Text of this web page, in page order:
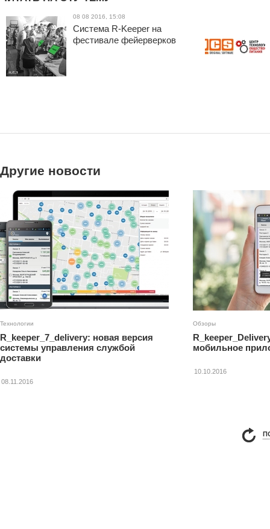
08 08 2016, 15:08
Система R-Keeper на
фестивале фейерверков
Другие новости
Технологии
R_keeper_7_delivery: новая версия
системы управления службой
доставки
08.11.2016
Обзоры
мобильное
10.10.2016